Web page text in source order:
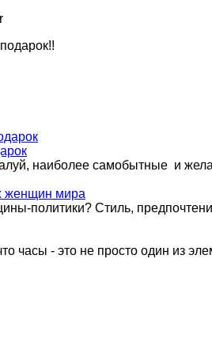
наиболее самобытные и
женщин мира
политики? Стиль,
часы - это не просто один из